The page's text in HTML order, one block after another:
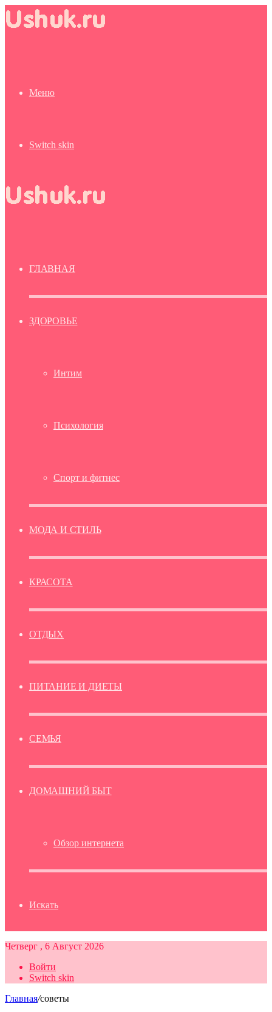
Меню
Switch skin
ГЛАВНАЯ
ЗДОРОВЬЕ
Интим
Психология
Спорт и фитнес
МОДА И СТИЛЬ
КРАСОТА
ОТДЫХ
ПИТАНИЕ И ДИЕТЫ
СЕМЬЯ
ДОМАШНИЙ БЫТ
Обзор интернета
Искать
Четверг , 6 Август 2026
Войти
Switch skin
Главная/советы